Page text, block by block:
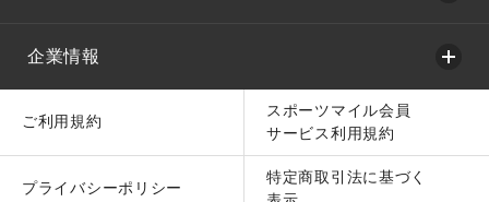
企業情報
ご利用規約
スポーツマイル会員
サービス利用規約
プライバシーポリシー
特定商取引法に基づく